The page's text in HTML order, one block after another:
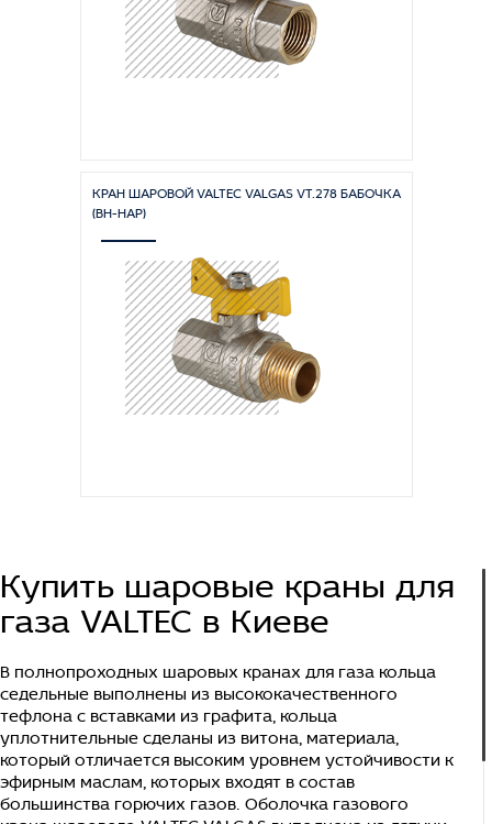
КРАН ШАРОВОЙ VALTEC VALGAS VT.278 БАБОЧКА
(ВН-НАР)
Купить шаровые краны для
газа VALTEC в Киеве
В полнопроходных шаровых кранах для газа кольца
седельные выполнены из высококачественного
тефлона с вставками из графита, кольца
уплотнительные сделаны из витона, материала,
который отличается высоким уровнем устойчивости к
эфирным маслам, которых входят в состав
большинства горючих газов. Оболочка газового